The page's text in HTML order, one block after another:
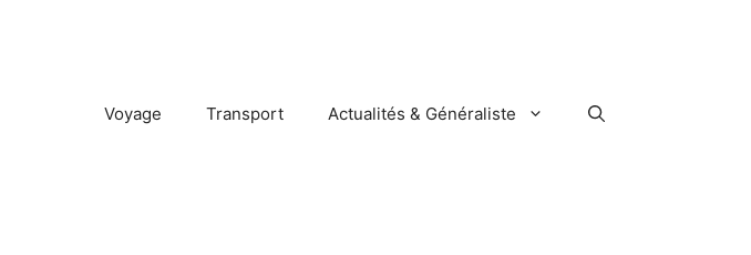
Voyage Transport Actualités & Généraliste